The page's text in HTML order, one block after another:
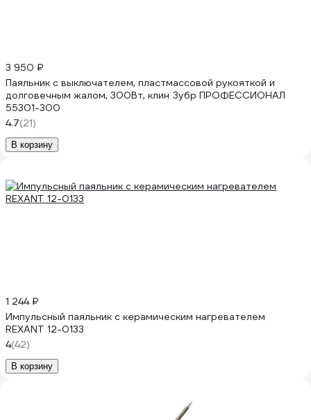
3 950 ₽
Паяльник с выключателем, пластмассовой рукояткой и
долговечным жалом, 300Вт, клин Зубр ПРОФЕССИОНАЛ
55301-300
4.7(21)
В корзину
1 244 ₽
Импульсный паяльник с керамическим нагревателем
REXANT 12-0133
4(42)
В корзину